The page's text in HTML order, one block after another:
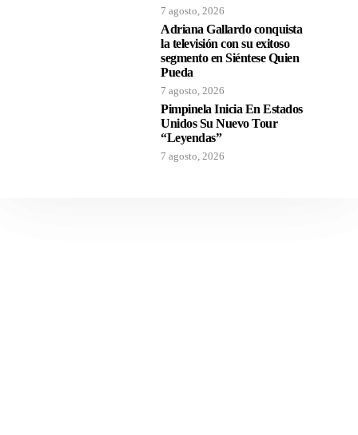
7 agosto, 2026
Adriana Gallardo conquista
la televisión con su exitoso
segmento en Siéntese Quien
Pueda
7 agosto, 2026
Pimpinela Inicia En Estados
Unidos Su Nuevo Tour
“Leyendas”
7 agosto, 2026